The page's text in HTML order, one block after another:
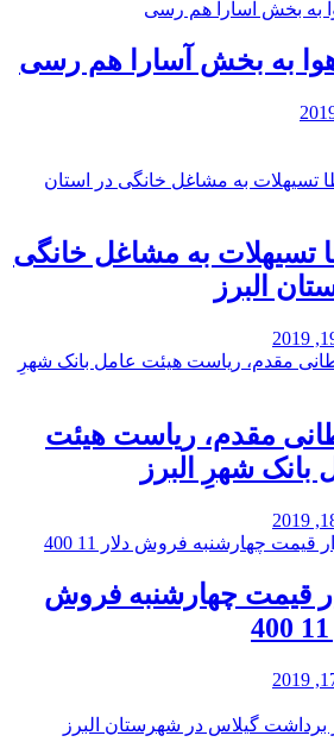
هوا به بخش آسارا هم رسی
تسیهلات به مشاغل خانگی
البرز
مقدم، ریاست هیئت
بانک شهرِ البرز
قیمت چهارشنبه فروش